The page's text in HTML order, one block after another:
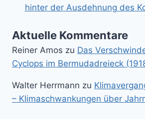
hinter der Ausdehnung des
Aktuelle Kommentare
Reiner Amos zu Das
Cyclops im Bermudadreieck
Walter Herrmann zu
– Klimaschwankungen über